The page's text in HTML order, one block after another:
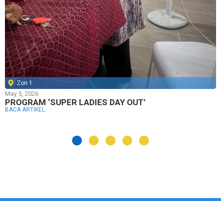
Zon 1
May 5, 2026
PROGRAM ‘SUPER LADIES DAY OUT’
BACA ARTIKEL